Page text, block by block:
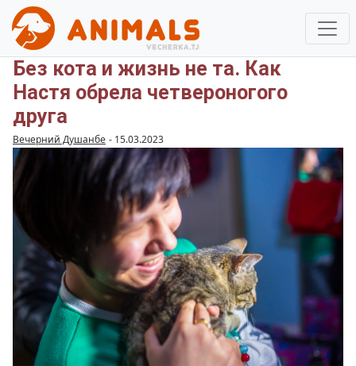
Без кота и жизнь не та. Как
Настя обрела четвероногого
друга
Вечерний Душанбе - 15.03.2023